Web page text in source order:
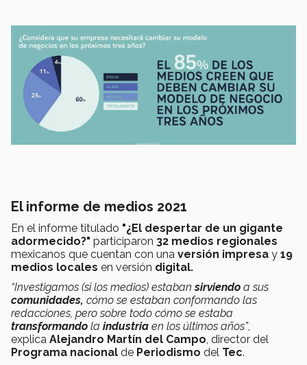
El informe de medios 2021
En el informe titulado "¿El despertar de un gigante
adormecido?" participaron 32 medios regionales
mexicanos que cuentan con una versión impresa y 19
medios locales en versión digital.
“Investigamos (si los medios) estabansirviendo a sus
comunidades, cómo se estaban conformando las
redacciones, pero sobre todo cómo se estaba
transformando la industria en los últimos años”,
explica Alejandro Martín del Campo, director del
Programa nacional de Periodismo del Tec.